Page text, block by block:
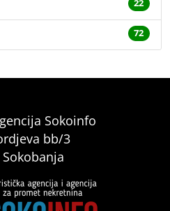
22
72
Sokoinfo
bb/3
Sokobanja